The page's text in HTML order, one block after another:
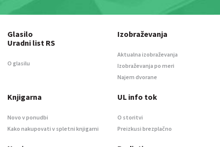
Glasilo
Uradni list RS
O glasilu
Izobraževanja
Aktualna izobraževanja
Izobraževanja po meri
Najem dvorane
Knjigarna
Novo v ponudbi
Kako nakupovati v spletni knjigarni
UL info tok
O storitvi
Preizkusi brezplačno